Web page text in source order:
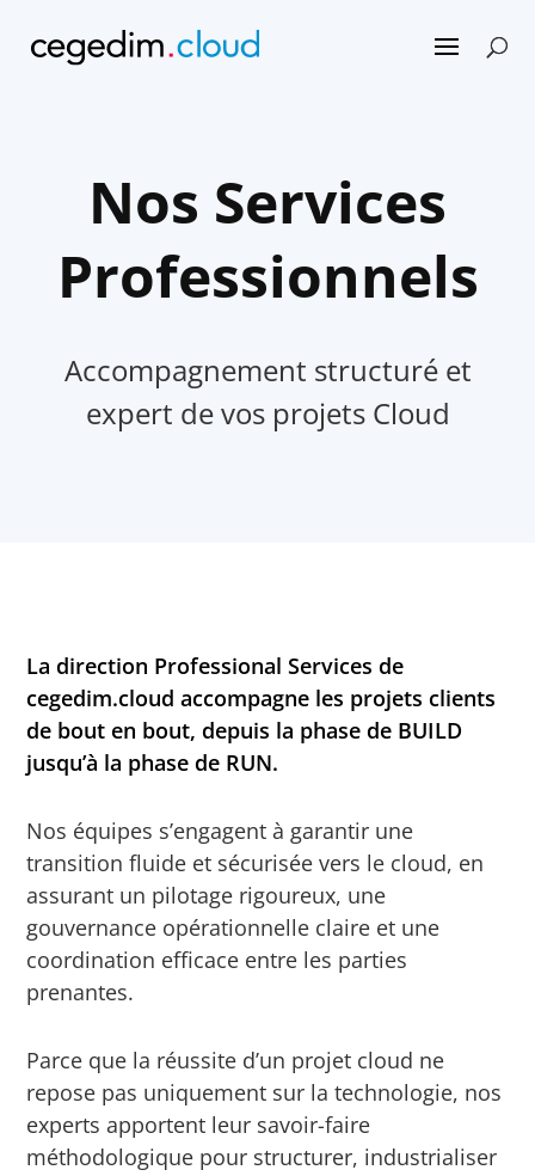
Nos Services
Professionnels
Accompagnement structuré et
expert de vos projets Cloud
La direction Professional Services de
cegedim.cloud accompagne les projets clients
de bout en bout, depuis la phase de BUILD
jusqu’à la phase de RUN.
Nos équipes s’engagent à garantir une
transition fluide et sécurisée vers le cloud, en
assurant un pilotage rigoureux, une
gouvernance opérationnelle claire et une
coordination efficace entre les parties
prenantes.
Parce que la réussite d’un projet cloud ne
repose pas uniquement sur la technologie, nos
experts apportent leur savoir-faire
méthodologique pour structurer, industrialiser